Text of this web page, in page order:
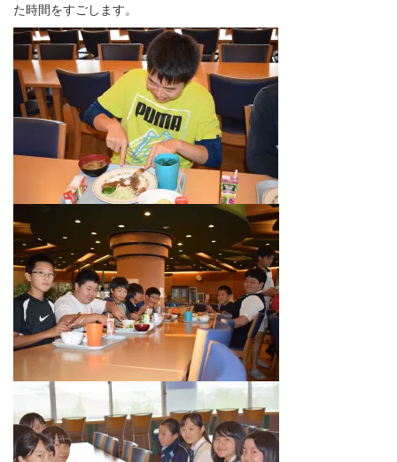
た時間をすごします。